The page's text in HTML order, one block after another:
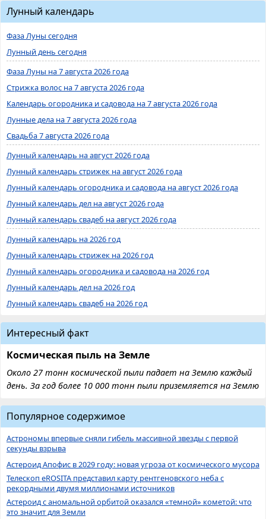
Лунный календарь
Фаза Луны сегодня
Лунный день сегодня
Фаза Луны на 7 августа 2026 года
Стрижка волос на 7 августа 2026 года
Календарь огородника и садовода на 7 августа 2026 года
Лунные дела на 7 августа 2026 года
Свадьба 7 августа 2026 года
Лунный календарь на август 2026 года
Лунный календарь стрижек на август 2026 года
Лунный календарь огородника и садовода на август 2026 года
Лунный календарь дел на август 2026 года
Лунный календарь свадеб на август 2026 года
Лунный календарь на 2026 год
Лунный календарь стрижек на 2026 год
Лунный календарь огородника и садовода на 2026 год
Лунный календарь дел на 2026 год
Лунный календарь свадеб на 2026 год
Интересный факт
Космическая пыль на Земле
Около 27 тонн космической пыли падает на Землю каждый
день. За год более 10 000 тонн пыли приземляется на Землю
Популярное содержимое
Астрономы впервые сняли гибель массивной звезды с первой
секунды взрыва
Астероид Апофис в 2029 году: новая угроза от космического мусора
Телескоп eROSITA представил карту рентгеновского неба с
рекордными двумя миллионами источников
Астероид с аномальной орбитой оказался «темной» кометой: что
это значит для Земли